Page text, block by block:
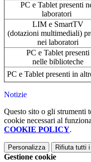
PC e Tablet presenti
laboratori
LIM e SmartTV
(dotazioni multimediali)
nei laboratori
PC e Tablet presenti
nelle biblioteche
PC e Tablet presenti in
Notizie
Questo sito o gli strumenti
cookie necessari al
COOKIE POLICY.
Personalizza Rifiuta tutti i
Gestione cookie